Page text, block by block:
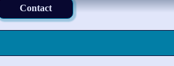
Contact